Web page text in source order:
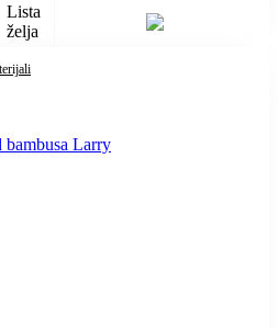
Lista
želja